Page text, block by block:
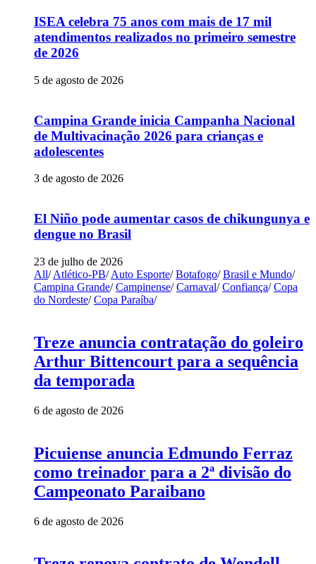
ISEA celebra 75 anos com mais de 17 mil
atendimentos realizados no primeiro semestre
de 2026
5 de agosto de 2026
Campina Grande inicia Campanha Nacional
de Multivacinação 2026 para crianças e
adolescentes
3 de agosto de 2026
El Niño pode aumentar casos de chikungunya e
dengue no Brasil
23 de julho de 2026
All/ Atlético-PB/ Auto Esporte/ Botafogo/ Brasil e Mundo/
Campina Grande/ Campinense/ Carnaval/ Confiança/ Copa
do Nordeste/ Copa Paraíba/
Treze anuncia contratação do goleiro
Arthur Bittencourt para a sequência
da temporada
6 de agosto de 2026
Picuiense anuncia Edmundo Ferraz
como treinador para a 2ª divisão do
Campeonato Paraibano
6 de agosto de 2026